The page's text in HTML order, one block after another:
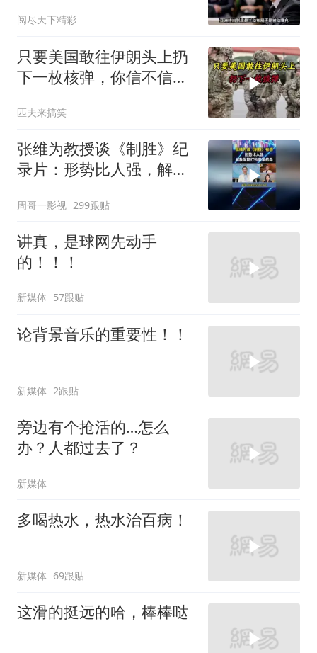
阅尽天下精彩
只要美国敢往伊朗头上扔
下一枚核弹，你信不信，
1
匹夫来搞笑
张维为教授谈《制胜》纪
录片：形势比人强，解放
周哥一影视 299跟贴
讲真，是球网先动手
的！！！
新媒体 57跟贴
论背景音乐的重要性！！
新媒体 2跟贴
旁边有个抢活的…怎么
办？人都过去了？
新媒体
多喝热水，热水治百病！
新媒体 69跟贴
这滑的挺远的哈，棒棒哒